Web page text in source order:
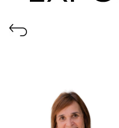
November 2 to 4, 2023 -